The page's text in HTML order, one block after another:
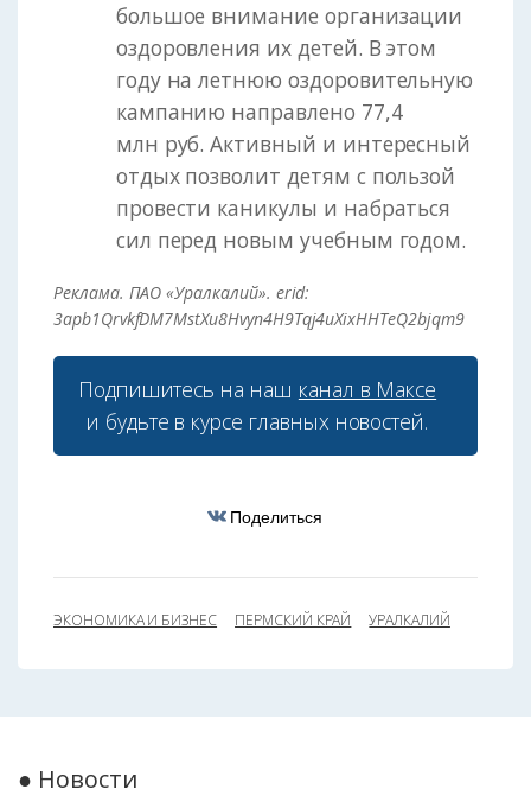
большое внимание организации
оздоровления их детей. В этом
году на летнюю оздоровительную
кампанию направлено 77,4
млн руб. Активный и интересный
отдых позволит детям с пользой
провести каникулы и набраться
сил перед новым учебным годом.
Реклама. ПАО «Уралкалий». erid:
3apb1QrvkfDM7MstXu8Hvyn4H9Tqj4uXixHHTeQ2bjqm9
Подпишитесь на наш канал в Максе
и будьте в курсе главных новостей.
Поделиться
ЭКОНОМИКА И БИЗНЕС ПЕРМСКИЙ КРАЙ УРАЛКАЛИЙ
● Новости